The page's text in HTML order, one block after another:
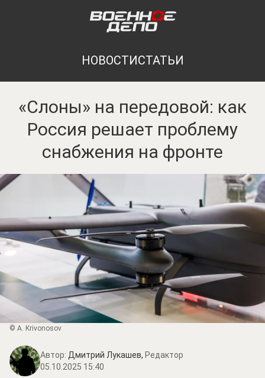
НОВОСТИСТАТЬИ
«Слоны» на передовой: как
Россия решает проблему
снабжения на фронте
© A. Krivonosov
Автор: Дмитрий Лукашев, Редактор
05.10.2025 15:40